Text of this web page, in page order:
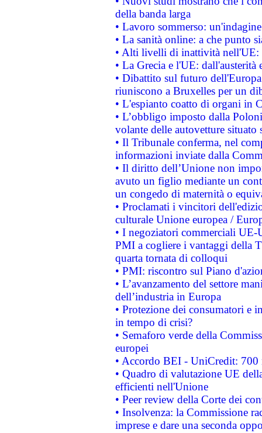
della banda larga
• Lavoro sommerso:
• La sanità online: a che punto
• Alti livelli di inattività nell'UE:
• La Grecia e l'UE: dall'austerità
• Dibattito sul futuro
riuniscono a Bruxelles per un
• L'espianto coatto di organi in
• L’obbligo imposto dalla
volante delle autovetture
• Il Tribunale conferma, nel
informazioni inviate dalla
• Il diritto dell’Unione non
avuto un figlio mediante un
un congedo di maternità o
• Proclamati i vincitori
culturale Unione europea /
• I negoziatori commerciali UE-
PMI a cogliere i vantaggi della
quarta tornata di colloqui
• PMI: riscontro sul Piano
• L’avanzamento del settore
dell’industria in Europa
• Protezione dei consumatori e
in tempo di crisi?
• Semaforo verde della
europei
• Accordo BEI - UniCredit:
• Quadro di valutazione UE
efficienti nell'Unione
• Peer review della Corte dei
• Insolvenza: la Commissione
imprese e dare una seconda